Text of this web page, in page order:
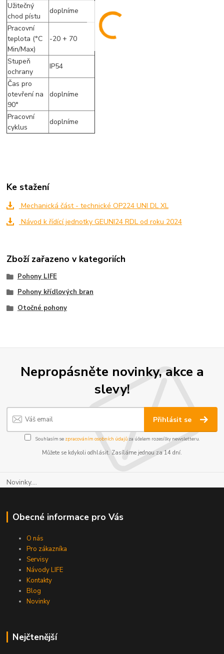
Užitečný
chod pístu
doplníme
Pracovní
teplota (°C
Min/Max)
-20 + 70
Stupeň
ochrany
IP54
Čas pro
otevření na
90°
doplníme
Pracovní
cyklus
doplníme
Ke stažení
Mechanická část - technické OP224 UNI DL XL
Návod k řídící jednotky GEUNI24 RDL od roku 2024
Zboží zařazeno v kategoriích
Pohony LIFE
Pohony křídlových bran
Otočné pohony
Nepropásněte novinky, akce a
slevy!
Přihlásit se
Souhlasím se zpracováním osobních údajůza účelem rozesílky newsletteru.
Můžete se kdykoli odhlásit. Zasíláme jednou za 14 dní.
Novinky....
Obecné informace pro Vás
O nás
Pro zákazníka
Servisy
Návody LIFE
Kontakty
Blog
Novinky
Nejčtenější